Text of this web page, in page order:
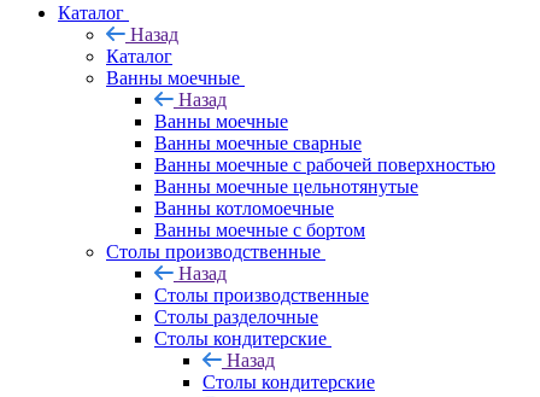
Каталог
Назад
Каталог
Ванны моечные
Назад
Ванны моечные
Ванны моечные сварные
Ванны моечные с рабочей поверхностью
Ванны моечные цельнотянутые
Ванны котломоечные
Ванны моечные с бортом
Столы производственные
Назад
Столы производственные
Столы разделочные
Столы кондитерские
Назад
Столы кондитерские